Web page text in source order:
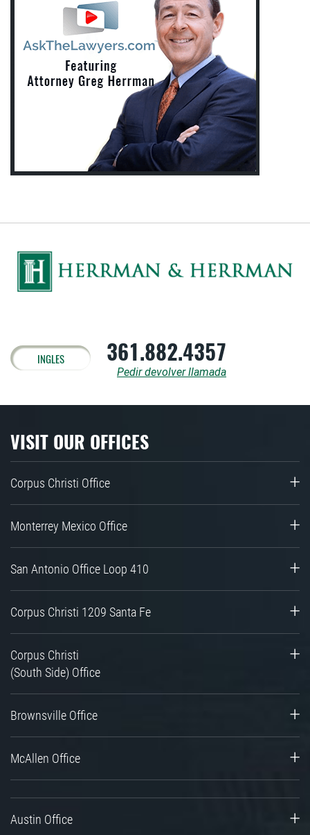
INGLES 361.882.4357
Pedir devolver llamada
VISIT OUR OFFICES
Corpus Christi Office
Monterrey Mexico Office
San Antonio Office Loop 410
Corpus Christi 1209 Santa Fe
Corpus Christi
(South Side) Office
Brownsville Office
McAllen Office
Austin Office